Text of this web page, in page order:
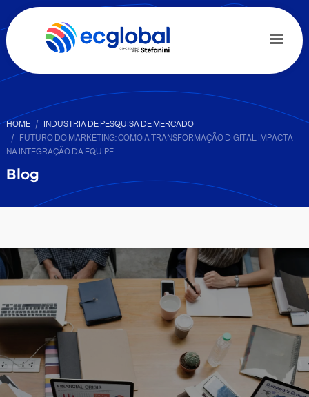
HOME
INDÚSTRIA DE PESQUISA DE MERCADO
FUTURO DO MARKETING: COMO A TRANSFORMAÇÃO DIGITAL IMPACTA
NA INTEGRAÇÃO DA EQUIPE.
Blog